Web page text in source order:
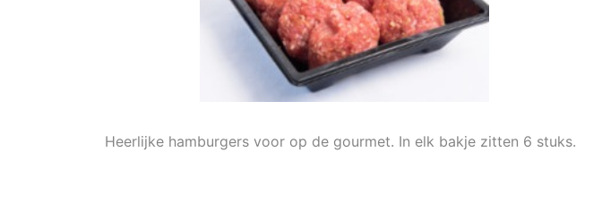
Heerlijke hamburgers voor op de gourmet. In elk bakje zitten 6 stuks.